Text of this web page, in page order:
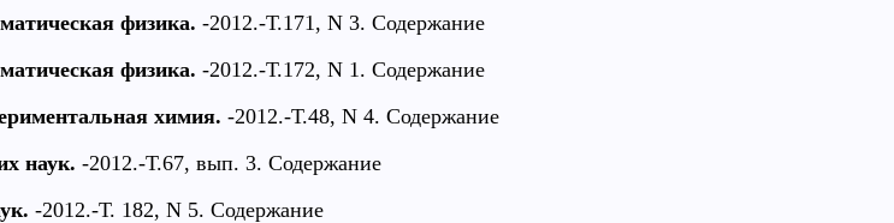
физика. -2012.-Т.171, N 3. Содержание
физика. -2012.-Т.172, N 1. Содержание
химия. -2012.-Т.48, N 4. Содержание
наук. -2012.-Т.67, вып. 3. Содержание
-2012.-Т. 182, N 5. Содержание